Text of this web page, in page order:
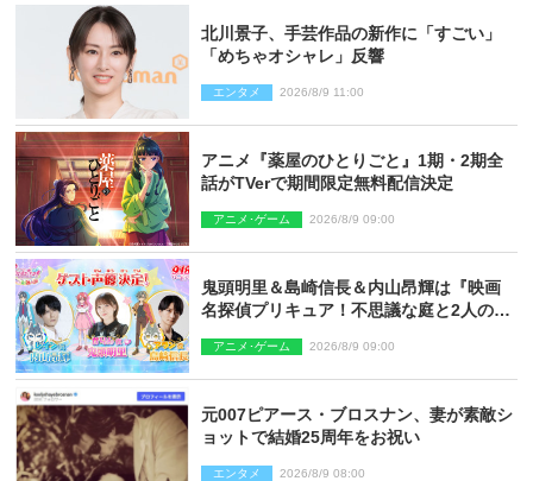
北川景子、手芸作品の新作に「すごい」
「めちゃオシャレ」反響
エンタメ 2026/8/9 11:00
アニメ『薬屋のひとりごと』1期・2期全
話がTVerで期間限定無料配信決定
アニメ･ゲーム 2026/8/9 09:00
鬼頭明里＆島崎信長＆内山昂輝は『映画
名探偵プリキュア！不思議な庭と2人の秘
アニメ･ゲーム 2026/8/9 09:00
元007ピアース・ブロスナン、妻が素敵シ
ョットで結婚25周年をお祝い
エンタメ 2026/8/9 08:00